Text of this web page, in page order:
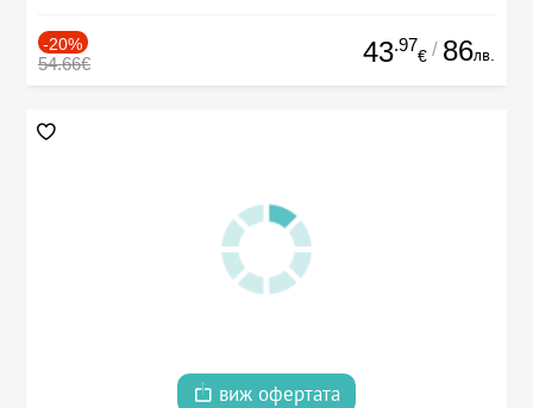
-20%
54.66€ 43.97
€ / 86лв.
виж офертата